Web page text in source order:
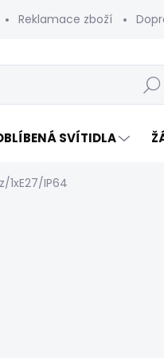
Reklamace zboží
Hledat
SVÍTIDLA
1xE27/IP64